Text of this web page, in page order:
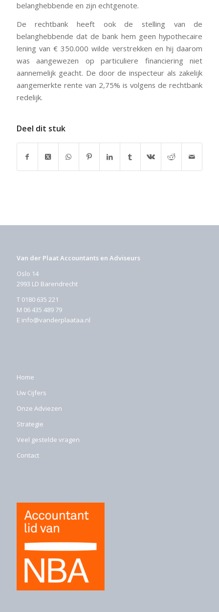
belanghebbende en zijn echtgenote.
De rechtbank heeft ook de stelling van de
belanghebbende dat de bank hem geen hypothecaire
lening van € 350.000 wilde verstrekken en hij daarom
was aangewezen op particuliere financiering niet
aannemelijk geacht. De door de inspecteur als zakelijk
aangemerkte rente van 2,75% is volgens de rechtbank
redelijk.
Deel dit stuk
Van der Plaat Accountants en Adviseurs
Oslo 14
2993 LD Barendrecht
T 0180 635 221
M 06 435 489 79
E info@vanderplaataa.nl
Home
Uw Cijfers
Onze Adviezen
Strategie
Veel gestelde vragen
Contact